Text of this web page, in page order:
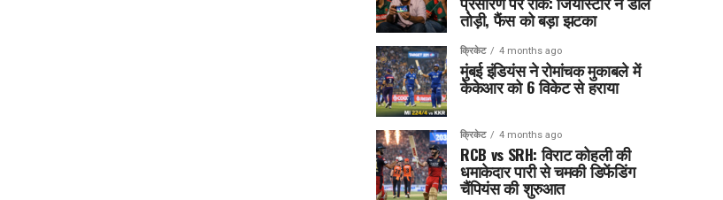
तोड़ी, फैंस को बड़ा झटका
क्रिकेट 4 months ago
मुंबई इंडियंस ने रोमांचक मुकाबले में
केकेआर को 6 विकेट से हराया
क्रिकेट 4 months ago
RCB vs SRH: विराट कोहली की
धमाकेदार पारी से चमकी डिफेंडिंग
चैंपियंस की शुरुआत